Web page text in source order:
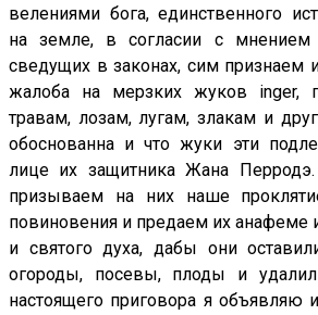
велениями бога, единственного
на земле, в согласии с
сведущих в законах, сим признаем
жалоба на мерзких жуков inger,
травам, лозам, лугам, злакам и
обоснованна и что жуки эти
лице их защитника Жана
призываем на них наше
повиновения и предаем их анафеме
и святого духа, дабы они
огороды, посевы, плоды и
настоящего приговора я объявляю